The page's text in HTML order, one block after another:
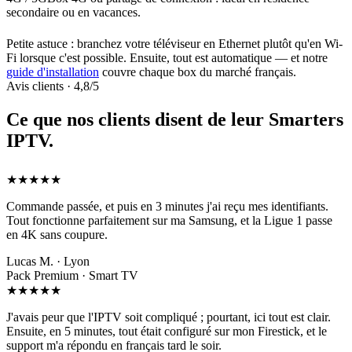
secondaire ou en vacances.
Petite astuce : branchez votre téléviseur en Ethernet plutôt qu'en Wi-
Fi lorsque c'est possible. Ensuite, tout est automatique — et notre
guide d'installation couvre chaque box du marché français.
Avis clients · 4,8/5
Ce que nos clients disent de leur Smarters
IPTV.
★★★★★
Commande passée, et puis en 3 minutes j'ai reçu mes identifiants.
Tout fonctionne parfaitement sur ma Samsung, et la Ligue 1 passe
en 4K sans coupure.
Lucas M. · Lyon
Pack Premium · Smart TV
★★★★★
J'avais peur que l'IPTV soit compliqué ; pourtant, ici tout est clair.
Ensuite, en 5 minutes, tout était configuré sur mon Firestick, et le
support m'a répondu en français tard le soir.